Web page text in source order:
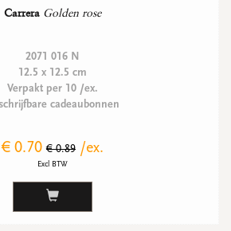
Carrera Golden rose
2071 016 N
12.5 x 12.5 cm
Verpakt per 10 /ex.
cadeaubonnen
€ 0.70€ 0.89 /ex.
Excl BTW